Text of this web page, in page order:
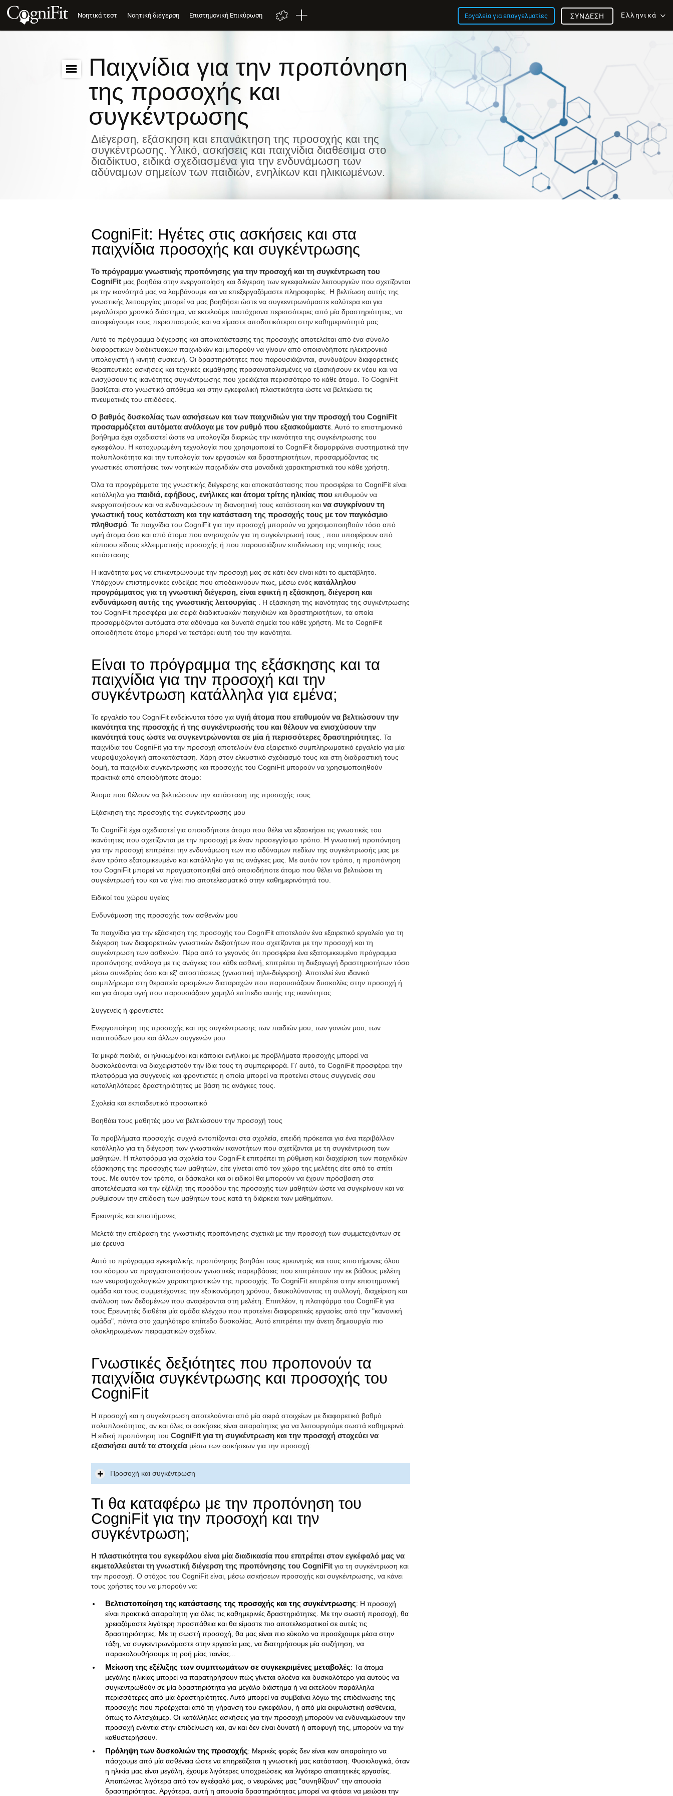
Νοητικά τεστ Νοητική διέγερση Επιστημονική Επικύρωση Εργαλεία για επαγγελματίες Ελληνικά
ΣΎΝΔΕΣΗ
Παιχνίδια για την προπόνηση
της προσοχής και
συγκέντρωσης
Διέγερση, εξάσκηση και επανάκτηση της προσοχής και της
συγκέντρωσης. Υλικό, ασκήσεις και παιχνίδια διαθέσιμα στο
διαδίκτυο, ειδικά σχεδιασμένα για την ενδυνάμωση των
αδύναμων σημείων των παιδιών, ενηλίκων και ηλικιωμένων.
CogniFit: Ηγέτες στις ασκήσεις και στα
παιχνίδια προσοχής και συγκέντρωσης
Το πρόγραμμα γνωστικής προπόνησης για την προσοχή και τη συγκέντρωση του
CogniFit μας βοηθάει στην ενεργοποίηση και διέγερση των εγκεφαλικών λειτουργιών που σχετίζονται
με την ικανότητά μας να λαμβάνουμε και να επεξεργαζόμαστε πληροφορίες. Η βελτίωση αυτής της
γνωστικής λειτουργίας μπορεί να μας βοηθήσει ώστε να συγκεντρωνόμαστε καλύτερα και για
μεγαλύτερο χρονικό διάστημα, να εκτελούμε ταυτόχρονα περισσότερες από μία δραστηριότητες, να
αποφεύγουμε τους περισπασμούς και να είμαστε αποδοτικότεροι στην καθημερινότητά μας.
Αυτό το πρόγραμμα διέγερσης και αποκατάστασης της προσοχής αποτελείται από ένα σύνολο
διαφορετικών διαδικτυακών παιχνιδιών και μπορούν να γίνουν από οποιονδήποτε ηλεκτρονικό
υπολογιστή ή κινητή συσκευή. Οι δραστηριότητες που παρουσιάζονται, συνδυάζουν διαφορετικές
θεραπευτικές ασκήσεις και τεχνικές εκμάθησης προσανατολισμένες να εξασκήσουν εκ νέου και να
ενισχύσουν τις ικανότητες συγκέντρωσης που χρειάζεται περισσότερο το κάθε άτομο. Το CogniFit
βασίζεται στο γνωστικό απόθεμα και στην εγκεφαλική πλαστικότητα ώστε να βελτιώσει τις
πνευματικές του επιδόσεις.
Ο βαθμός δυσκολίας των ασκήσεων και των παιχνιδιών για την προσοχή του CogniFit
προσαρμόζεται αυτόματα ανάλογα με τον ρυθμό που εξασκούμαστε . Αυτό το επιστημονικό
βοήθημα έχει σχεδιαστεί ώστε να υπολογίζει διαρκώς την ικανότητα της συγκέντρωσης του
εγκεφάλου. Η κατοχυρωμένη τεχνολογία που χρησιμοποιεί το CogniFit διαμορφώνει συστηματικά την
πολυπλοκότητα και την τυπολογία των εργασιών και δραστηριοτήτων, προσαρμόζοντας τις
γνωστικές απαιτήσεις των νοητικών παιχνιδιών στα μοναδικά χαρακτηριστικά του κάθε χρήστη.
Όλα τα προγράμματα της γνωστικής διέγερσης και αποκατάστασης που προσφέρει το CogniFit είναι
κατάλληλα για παιδιά, εφήβους, ενήλικες και άτομα τρίτης ηλικίας που επιθυμούν να
ενεργοποιήσουν και να ενδυναμώσουν τη διανοητική τους κατάσταση και να συγκρίνουν τη
γνωστική τους κατάσταση και την κατάσταση της προσοχής τους με τον παγκόσμιο
πληθυσμό . Τα παιχνίδια του CogniFit για την προσοχή μπορούν να χρησιμοποιηθούν τόσο από
υγιή άτομα όσο και από άτομα που ανησυχούν για τη συγκέντρωσή τους , που υποφέρουν από
κάποιου είδους ελλειμματικής προσοχής ή που παρουσιάζουν επιδείνωση της νοητικής τους
κατάστασης.
Η ικανότητα μας να επικεντρώνουμε την προσοχή μας σε κάτι δεν είναι κάτι το αμετάβλητο.
Υπάρχουν επιστημονικές ενδείξεις που αποδεικνύουν πως, μέσω ενός κατάλληλου
προγράμματος για τη γνωστική διέγερση, είναι εφικτή η εξάσκηση, διέγερση και
ενδυνάμωση αυτής της γνωστικής λειτουργίας
. Η εξάσκηση της ικανότητας της συγκέντρωσης
του CogniFit προσφέρει μια σειρά διαδικτυακών παιχνιδιών και δραστηριοτήτων, τα οποία
προσαρμόζονται αυτόματα στα αδύναμα και δυνατά σημεία του κάθε χρήστη. Με το CogniFit
οποιοδήποτε άτομο μπορεί να τεστάρει αυτή του την ικανότητα.
Είναι το πρόγραμμα της εξάσκησης και τα
παιχνίδια για την προσοχή και την
συγκέντρωση κατάλληλα για εμένα;
Το εργαλείο του CogniFit ενδείκνυται τόσο για υγιή άτομα που επιθυμούν να βελτιώσουν την
ικανότητα της προσοχής ή της συγκέντρωσής του και θέλουν να ενισχύσουν την
ικανότητά τους ώστε να συγκεντρώνονται σε μία ή περισσότερες δραστηριότητες . Τα
παιχνίδια του CogniFit για την προσοχή αποτελούν ένα εξαιρετικό συμπληρωματικό εργαλείο για μία
νευροψυχολογική αποκατάσταση. Χάρη στον ελκυστικό σχεδιασμό τους και στη διαδραστική τους
δομή, τα παιχνίδια συγκέντρωσης και προσοχής του CogniFit μπορούν να χρησιμοποιηθούν
πρακτικά από οποιοδήποτε άτομο:
Άτομα που θέλουν να βελτιώσουν την κατάσταση της προσοχής τους
Εξάσκηση της προσοχής της συγκέντρωσης μου
Το CogniFit έχει σχεδιαστεί για οποιοδήποτε άτομο που θέλει να εξασκήσει τις γνωστικές του
ικανότητες που σχετίζονται με την προσοχή με έναν προσεγγίσιμο τρόπο. Η γνωστική προπόνηση
για την προσοχή επιτρέπει την ενδυνάμωση των πιο αδύναμων πεδίων της συγκέντρωσής μας με
έναν τρόπο εξατομικευμένο και κατάλληλο για τις ανάγκες μας. Με αυτόν τον τρόπο, η προπόνηση
του CogniFit μπορεί να πραγματοποιηθεί από οποιοδήποτε άτομο που θέλει να βελτιώσει τη
συγκέντρωσή του και να γίνει πιο αποτελεσματικό στην καθημερινότητά του.
Ειδικοί του χώρου υγείας
Ενδυνάμωση της προσοχής των ασθενών μου
Τα παιχνίδια για την εξάσκηση της προσοχής του CogniFit αποτελούν ένα εξαιρετικό εργαλείο για τη
διέγερση των διαφορετικών γνωστικών δεξιοτήτων που σχετίζονται με την προσοχή και τη
συγκέντρωση των ασθενών. Πέρα από το γεγονός ότι προσφέρει ένα εξατομικευμένο πρόγραμμα
προπόνησης ανάλογα με τις ανάγκες του κάθε ασθενή, επιτρέπει τη διεξαγωγή δραστηριοτήτων τόσο
μέσω συνεδρίας όσο και εξ' αποστάσεως (γνωστική τηλε-διέγερση). Αποτελεί ένα ιδανικό
συμπλήρωμα στη θεραπεία ορισμένων διαταραχών που παρουσιάζουν δυσκολίες στην προσοχή ή
και για άτομα υγιή που παρουσιάζουν χαμηλό επίπεδο αυτής της ικανότητας.
Συγγενείς ή φροντιστές
Ενεργοποίηση της προσοχής και της συγκέντρωσης των παιδιών μου, των γονιών μου, των
παππούδων μου και άλλων συγγενών μου
Τα μικρά παιδιά, οι ηλικιωμένοι και κάποιοι ενήλικοι με προβλήματα προσοχής μπορεί να
δυσκολεύονται να διαχειριστούν την ίδια τους τη συμπεριφορά. Γι' αυτό, το CogniFit προσφέρει την
πλατφόρμα για συγγενείς και φροντιστές η οποία μπορεί να προτείνει στους συγγενείς σου
καταλληλότερες δραστηριότητες με βάση τις ανάγκες τους.
Σχολεία και εκπαιδευτικό προσωπικό
Βοηθάει τους μαθητές μου να βελτιώσουν την προσοχή τους
Τα προβλήματα προσοχής συχνά εντοπίζονται στα σχολεία, επειδή πρόκειται για ένα περιβάλλον
κατάλληλο για τη διέγερση των γνωστικών ικανοτήτων που σχετίζονται με τη συγκέντρωση των
μαθητών. Η πλατφόρμα για σχολεία του CogniFit επιτρέπει τη ρύθμιση και διαχείριση των παιχνιδιών
εξάσκησης της προσοχής των μαθητών, είτε γίνεται από τον χώρο της μελέτης είτε από το σπίτι
τους. Με αυτόν τον τρόπο, οι δάσκαλοι και οι ειδικοί θα μπορούν να έχουν πρόσβαση στα
αποτελέσματα και την εξέλιξη της προόδου της προσοχής των μαθητών ώστε να συγκρίνουν και να
ρυθμίσουν την επίδοση των μαθητών τους κατά τη διάρκεια των μαθημάτων.
Ερευνητές και επιστήμονες
Μελετά την επίδραση της γνωστικής προπόνησης σχετικά με την προσοχή των συμμετεχόντων σε
μία έρευνα
Αυτό το πρόγραμμα εγκεφαλικής προπόνησης βοηθάει τους ερευνητές και τους επιστήμονες όλου
του κόσμου να πραγματοποιήσουν γνωστικές παρεμβάσεις που επιτρέπουν την εκ βάθους μελέτη
των νευροψυχολογικών χαρακτηριστικών της προσοχής. Το CogniFit επιτρέπει στην επιστημονική
ομάδα και τους συμμετέχοντες την εξοικονόμηση χρόνου, διευκολύνοντας τη συλλογή, διαχείριση και
ανάλυση των δεδομένων που αναφέρονται στη μελέτη. Επιπλέον, η πλατφόρμα του CogniFit για
τους Ερευνητές διαθέτει μία ομάδα ελέγχου που προτείνει διαφορετικές εργασίες από την "κανονική
ομάδα", πάντα στο χαμηλότερο επίπεδο δυσκολίας. Αυτό επιτρέπει την άνετη δημιουργία πιο
ολοκληρωμένων πειραματικών σχεδίων.
Γνωστικές δεξιότητες που προπονούν τα
παιχνίδια συγκέντρωσης και προσοχής του
CogniFit
Η προσοχή και η συγκέντρωση αποτελούνται από μία σειρά στοιχείων με διαφορετικό βαθμό
πολυπλοκότητας, αν και όλες οι ασκήσεις είναι απαραίτητες για να λειτουργούμε σωστά καθημερινά.
Η ειδική προπόνηση του CogniFit για τη συγκέντρωση και την προσοχή στοχεύει να
εξασκήσει αυτά τα στοιχεία μέσω των ασκήσεων για την προσοχή:
Προσοχή και συγκέντρωση
Τι θα καταφέρω με την προπόνηση του
CogniFit για την προσοχή και την
συγκέντρωση;
Η πλαστικότητα του εγκεφάλου είναι μία διαδικασία που επιτρέπει στον εγκέφαλό μας να
εκμεταλλεύεται τη γνωστική διέγερση της προπόνησης του CogniFit για τη συγκέντρωση και
την προσοχή. Ο στόχος του CogniFit είναι, μέσω ασκήσεων προσοχής και συγκέντρωσης, να κάνει
τους χρήστες του να μπορούν να:
Βελτιστοποίηση της κατάστασης της προσοχής και της συγκέντρωσης: Η προσοχή
είναι πρακτικά απαραίτητη για όλες τις καθημερινές δραστηριότητες. Με την σωστή προσοχή, θα
χρειαζόμαστε λιγότερη προσπάθεια και θα είμαστε πιο αποτελεσματικοί σε αυτές τις
δραστηριότητες. Με τη σωστή προσοχή, θα μας είναι πιο εύκολο να προσέχουμε μέσα στην
τάξη, να συγκεντρωνόμαστε στην εργασία μας, να διατηρήσουμε μία συζήτηση, να
παρακολουθήσουμε τη ροή μίας ταινίας...
Μείωση της εξέλιξης των συμπτωμάτων σε συγκεκριμένες μεταβολές: Τα άτομα
μεγάλης ηλικίας μπορεί να παρατηρήσουν πώς γίνεται ολοένα και δυσκολότερο για αυτούς να
συγκεντρωθούν σε μία δραστηριότητα για μεγάλο διάστημα ή να εκτελούν παράλληλα
περισσότερες από μία δραστηριότητες. Αυτό μπορεί να συμβαίνει λόγω της επιδείνωσης της
προσοχής που προέρχεται από τη γήρανση του εγκεφάλου, ή από μία εκφυλιστική ασθένεια,
όπως το Αλτσχάιμερ. Οι κατάλληλες ασκήσεις για την προσοχή μπορούν να ενδυναμώσουν την
προσοχή ενάντια στην επιδείνωση και, αν και δεν είναι δυνατή ή αποφυγή της, μπορούν να την
καθυστερήσουν.
Πρόληψη των δυσκολιών της προσοχής: Μερικές φορές δεν είναι καν απαραίτητο να
πάσχουμε από μία ασθένεια ώστε να επηρεάζεται η γνωστική μας κατάσταση. Φυσιολογικά, όταν
η ηλικία μας είναι μεγάλη, έχουμε λιγότερες υποχρεώσεις και λιγότερο απαιτητικές εργασίες.
Απαιτώντας λιγότερα από τον εγκέφαλό μας, ο νευρώνες μας "συνηθίζουν" την απουσία
δραστηριότητας. Αργότερα, αυτή η απουσία δραστηριότητας μπορεί να φτάσει να μειώσει την